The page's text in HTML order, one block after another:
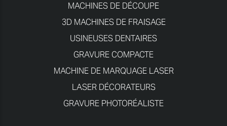
MACHINES DE DÉCOUPE
3D MACHINES DE FRAISAGE
USINEUSES DENTAIRES
GRAVURE COMPACTE
MACHINE DE MARQUAGE LASER
LASER DÉCORATEURS
GRAVURE PHOTORÉALISTE